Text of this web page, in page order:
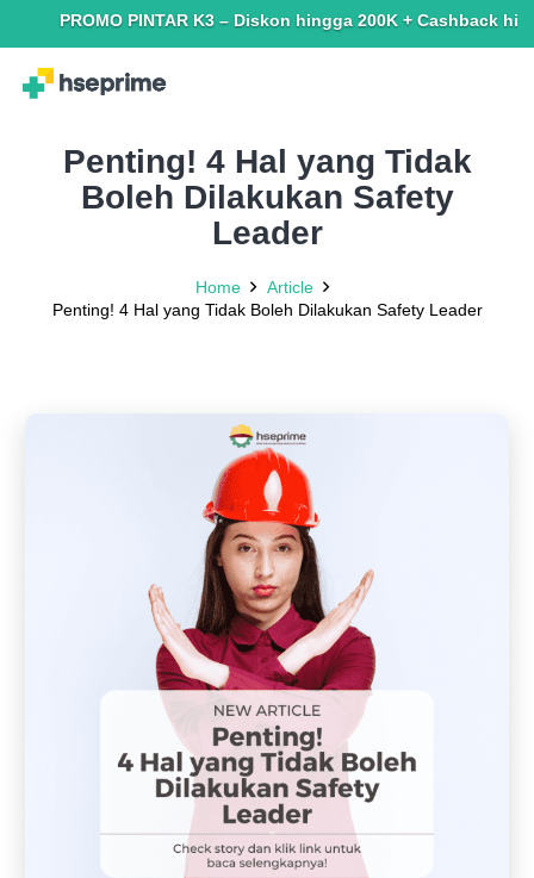
PROMO PINTAR K3 – Diskon hingga 200K + Cashback
Penting! 4 Hal yang Tidak
Boleh Dilakukan Safety
Leader
Home
Article
Penting! 4 Hal yang Tidak Boleh Dilakukan Safety Leader